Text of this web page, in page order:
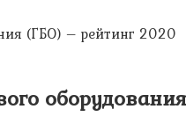
(ГБО) – рейтинг 2020